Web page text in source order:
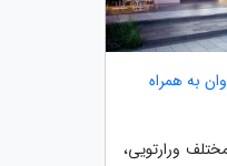
به همراه
ورارتویی،